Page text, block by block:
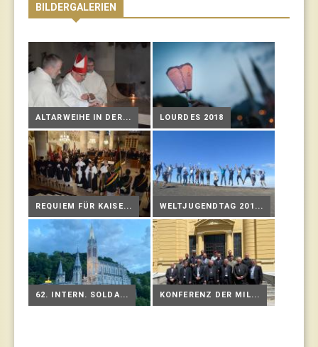
BILDERGALERIEN
ALTARWEIHE IN DER... LOURDES 2018
REQUIEM FÜR KAISE... WELTJUGENDTAG 201...
62. INTERN. SOLDA... KONFERENZ DER MIL...